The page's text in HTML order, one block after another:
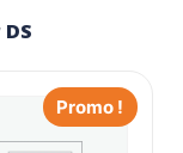
Promo !